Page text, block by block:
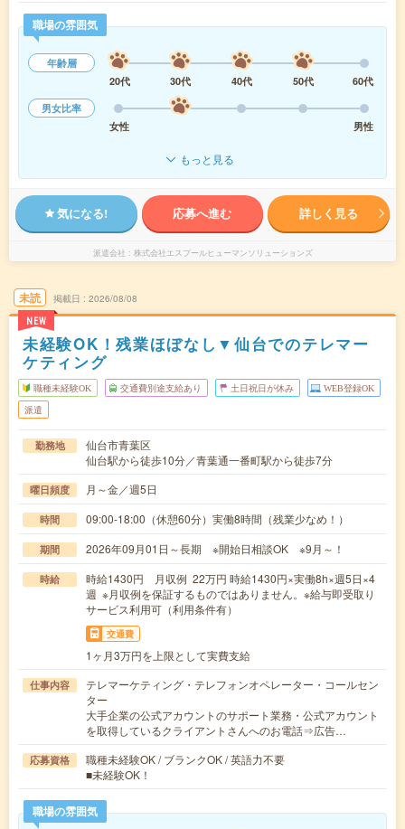
職場の雰囲気
年齢層
20代
30代 40代 50代
60代
男女比率
女性
男性
もっと見る
気になる! 応募へ進む 詳しく見る
派遣会社 株式会社エスプールヒューマンソリューションズ
未読
NEW
掲載日 2026/08/08
未経験OK！残業ほぼなし▼仙台でのテレマー
ケティング
職種未経験OK 交通費別途支給あり 土日祝日が休み WEB登録OK
派遣
勤務地
仙台市青葉区
仙台駅から徒歩10分／青葉通一番町駅から徒歩7分
曜日頻度 月～金／週5日
時間 09:00-18:00（休憩60分）実働8時間（残業少なめ！）
期間 2026年09月01日～長期 ※開始日相談OK ※9月～！
時給
時給1430円 月収例 22万円 時給1430円×実働8h×週5日×4
週 ※月収例を保証するものではありません。※給与即受取り
サービス利用可（利用条件有）
交通費
1ヶ月3万円を上限として実費支給
仕事内容
テレマーケティング・テレフォンオペレーター・コールセン
ター
大手企業の公式アカウントのサポート業務・公式アカウント
を取得しているクライアントさんへのお電話⇒広告…
応募資格
職種未経験OK / ブランクOK / 英語力不要
■未経験OK！
職場の雰囲気